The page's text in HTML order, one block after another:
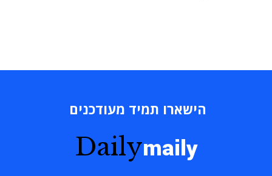
הישארו תמיד מעודכנים
Dailymaily